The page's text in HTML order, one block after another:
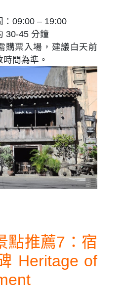
：09:00 – 19:00
30-45 分鐘
購票入場，建議白天前
間為準。
點推薦7：宿
Heritage of